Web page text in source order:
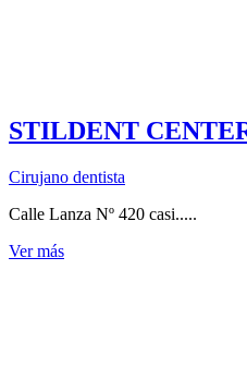
STILDENT
Cirujano dentista
Calle Lanza Nº 420 casi.....
Ver más